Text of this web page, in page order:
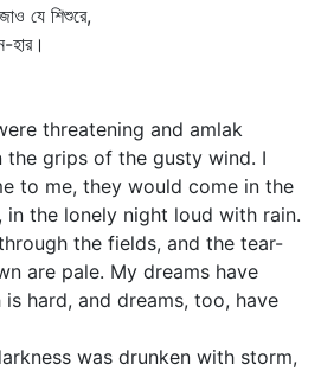
যে শিশুরে,
threatening and amlak
the grips of the gusty wind. I
to me, they would come in the
in the lonely night loud with rain.
the fields, and the tear-
are pale. My dreams have
hard, and dreams, too, have
was drunken with storm,